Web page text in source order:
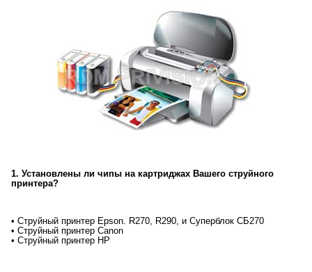
1. Установлены ли чипы на картриджах Вашего струйного
принтера?
• Струйный принтер Epson. R270, R290, и Суперблок СБ270
• Струйный принтер Canon
• Струйный принтер HP